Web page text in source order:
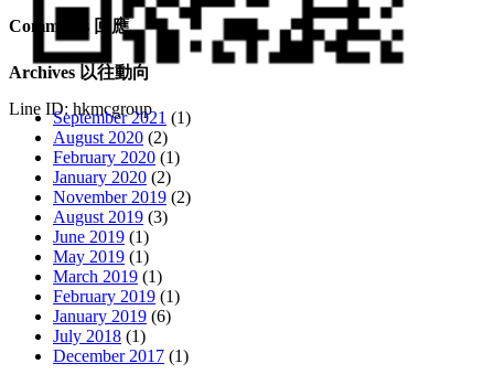
Line ID: hkmcgroup
Comments 回應
Archives 以往動向
September 2021 (1)
August 2020 (2)
February 2020 (1)
January 2020 (2)
November 2019 (2)
August 2019 (3)
June 2019 (1)
May 2019 (1)
March 2019 (1)
February 2019 (1)
January 2019 (6)
July 2018 (1)
December 2017 (1)